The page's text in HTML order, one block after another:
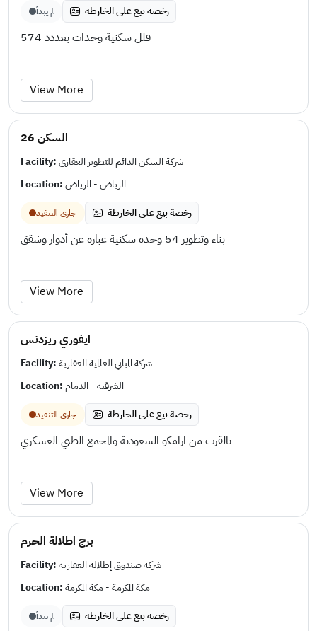
لم يبدأ رخصة بيع على الخارطة
فلل سكنية وحدات بعددد 574
View More
السكن 26
Facility:شركة السكن الدائم للتطوير العقاري
Location:الرياض - الرياض
جارى التنفيد رخصة بيع على الخارطة
بناء وتطوير 54 وحدة سكنية عبارة عن أدوار وشقق
View More
ايفوري ريزدنس
Facility:شركة المباني العالمية العقارية
Location:الشرقية - الدمام
جارى التنفيد رخصة بيع على الخارطة
بالقرب من ارامكو السعودية والمجمع الطبي العسكري
View More
برج اطلالة الحرم
Facility:شركة صندوق إطلالة العقارية
Location:مكة المكرمة - مكة المكرمة
لم يبدأ رخصة بيع على الخارطة